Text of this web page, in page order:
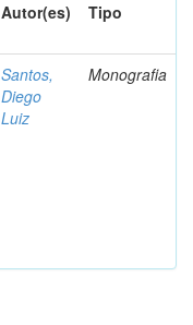
Autor(es) Tipo
Santos,
Diego
Luiz
Monografia